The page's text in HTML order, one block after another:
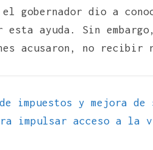
el gobernador dio a
esta ayuda. Sin
acusaron, no recibir
impuestos y mejora
impulsar acceso a la